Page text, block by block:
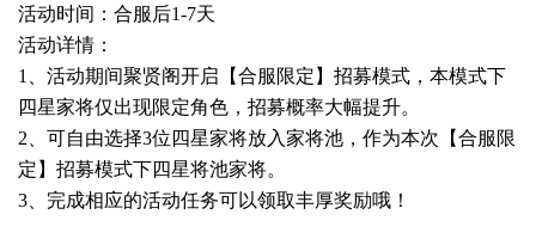
活动时间：合服后1-7天
活动详情：
1、活动期间聚贤阁开启【合服限定】招募模式，本模式下
四星家将仅出现限定角色，招募概率大幅提升。
2、可自由选择3位四星家将放入家将池，作为本次【合服限
定】招募模式下四星将池家将。
3、完成相应的活动任务可以领取丰厚奖励哦！